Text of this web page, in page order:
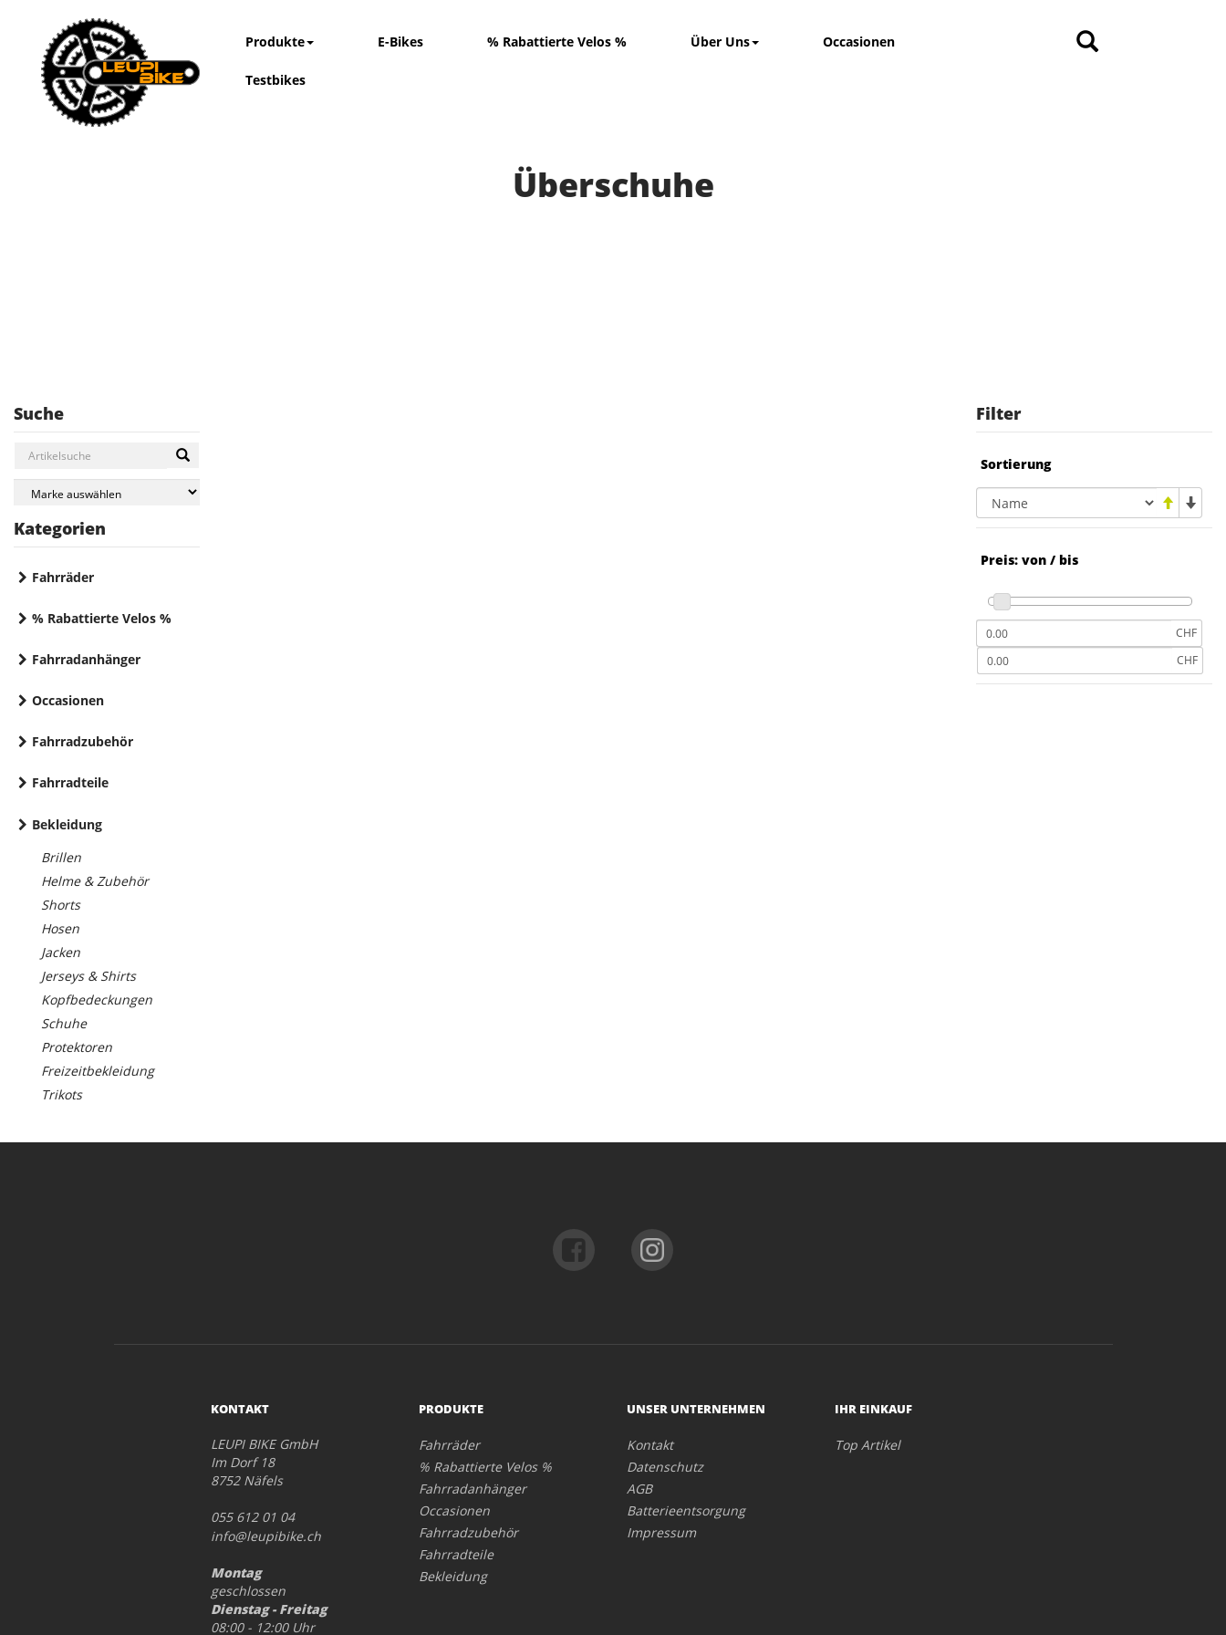
Produkte E-Bikes % Rabattierte Velos % Über Uns Occasionen
Testbikes
Überschuhe
Suche
Kategorien
Fahrräder
% Rabattierte Velos %
Fahrradanhänger
Occasionen
Fahrradzubehör
Fahrradteile
Bekleidung
Brillen
Helme & Zubehör
Shorts
Hosen
Jacken
Jerseys & Shirts
Kopfbedeckungen
Schuhe
Protektoren
Freizeitbekleidung
Trikots
Filter
Sortierung
Preis: von / bis
CHF
CHF
KONTAKT
LEUPI BIKE GmbH
Im Dorf 18
8752 Näfels
055 612 01 04
info@leupibike.ch
Montag
geschlossen
Dienstag - Freitag
08:00 - 12:00 Uhr
PRODUKTE
Fahrräder
% Rabattierte Velos %
Fahrradanhänger
Occasionen
Fahrradzubehör
Fahrradteile
Bekleidung
UNSER UNTERNEHMEN
Kontakt
Datenschutz
AGB
Batterieentsorgung
Impressum
IHR EINKAUF
Top Artikel